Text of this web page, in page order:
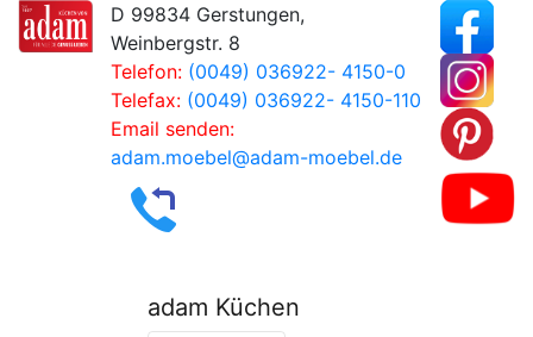
D 99834 Gerstungen,
Weinbergstr. 8
Telefon: (0049) 036922- 4150-0
Telefax: (0049) 036922- 4150-110
Email senden:
adam.moebel@adam-moebel.de
adam Küchen